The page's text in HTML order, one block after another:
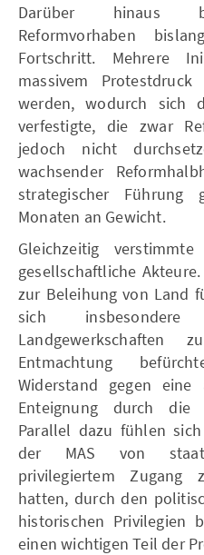
Darüber hinaus
Reformvorhaben
Fortschritt. Mehrere
massivem Protestdruck
werden, wodurch sich
verfestigte, die zwar
jedoch nicht
wachsender
strategischer
Monaten an Gewicht.
Gleichzeitig
gesellschaftliche
zur Beleihung von Land
sich
Entmachtung
Widerstand gegen eine
Enteignung durch die
Parallel dazu fühlen
der MAS von
privilegiertem Zugang
hatten, durch den
historischen Privilegien
einen wichtigen Teil der